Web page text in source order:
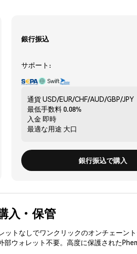
銀行振込
サポート:
通貨USD/EUR/CHF/AUD/GBP/JPY
最低手数料0.08%
入金 即時
最適な用途 大口
銀行振込で購入
入・保管
ットなしでワンクリックのオンチェーン
ウォレット不要。高度に保護された